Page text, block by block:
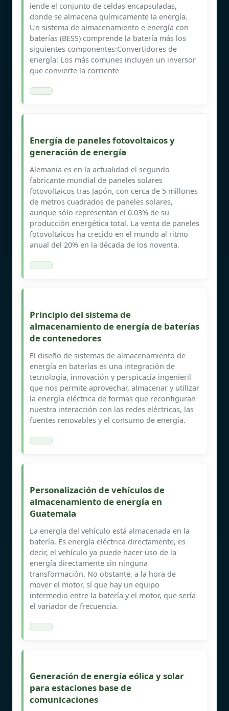
iende el conjunto de celdas encapsuladas,
donde se almacena químicamente la energía.
Un sistema de almacenamiento e energía con
baterías (BESS) comprende la batería más los
siguientes componentes:Convertidores de
energía: Los más comunes incluyen un inversor
que convierte la corriente
Energía de paneles fotovoltaicos y
generación de energía
Alemania es en la actualidad el segundo
fabricante mundial de paneles solares
fotovoltaicos tras Japón, con cerca de 5 millones
de metros cuadrados de paneles solares,
aunque sólo representan el 0.03% de su
producción energética total. La venta de paneles
fotovoltaicos ha crecido en el mundo al ritmo
anual del 20% en la década de los noventa.
Principio del sistema de
almacenamiento de energía de baterías
de contenedores
El diseño de sistemas de almacenamiento de
energía en baterías es una integración de
tecnología, innovación y perspicacia ingenieril
que nos permite aprovechar, almacenar y utilizar
la energía eléctrica de formas que reconfiguran
nuestra interacción con las redes eléctricas, las
fuentes renovables y el consumo de energía.
Personalización de vehículos de
almacenamiento de energía en
Guatemala
La energía del vehículo está almacenada en la
batería. Es energía eléctrica directamente, es
decir, el vehículo ya puede hacer uso de la
energía directamente sin ninguna
transformación. No obstante, a la hora de
mover el motor, sí que hay un equipo
intermedio entre la batería y el motor, que sería
el variador de frecuencia.
Generación de energía eólica y solar
para estaciones base de
comunicaciones